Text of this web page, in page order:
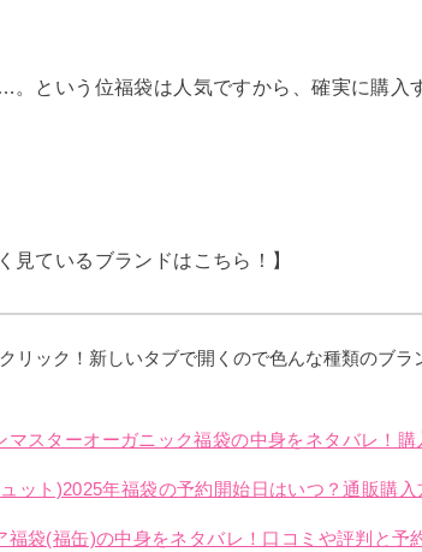
という位福袋は人気ですから、確実に購入
見ているブランドはこちら！】
リック！新しいタブで開くので色んな種類のブラ
マスターオーガニック福袋の中身をネタバレ！
ット)2025年福袋の予約開始日はいつ？通販購入
福袋(福缶)の中身をネタバレ！口コミや評判と予